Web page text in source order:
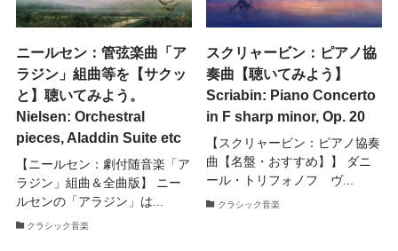
ニールセン：管弦楽曲「ア
ラジン」組曲等を【サクッ
と】聴いてみよう。
Nielsen: Orchestral
pieces, Aladdin Suite etc
【ニールセン：劇付随音楽「ア
ラジン」組曲＆全曲版】 ニー
ルセンの「アラジン」は...
クラシック音楽
スクリャービン：ピアノ協
奏曲【聴いてみよう】
Scriabin: Piano Concerto
in F sharp minor, Op. 20
【スクリャービン：ピアノ協奏
曲【名盤・おすすめ】】 ダニ
ール・トリフォノフ ヴ...
クラシック音楽